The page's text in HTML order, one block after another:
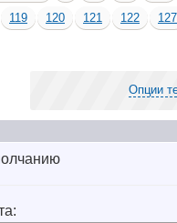
119 120 121 122
127
Опции